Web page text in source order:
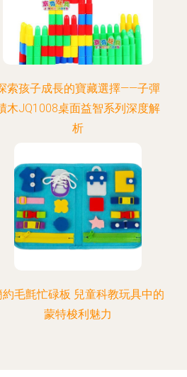
索孩子成長的寶藏選擇——子彈
木JQ1008桌面益智系列深度解
析
約毛氈忙碌板 兒童科教玩具中的
蒙特梭利魅力